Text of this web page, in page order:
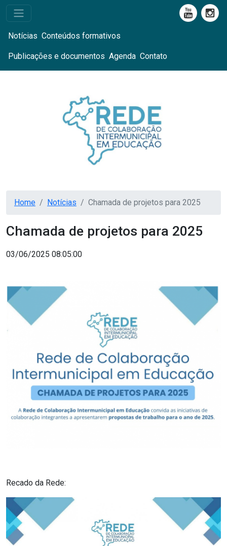
Notícias Conteúdos formativos
Publicações e documentos Agenda Contato
Home Notícias Chamada de projetos para 2025
Chamada de projetos para 2025
03/06/2025 08:05:00
Recado da Rede: